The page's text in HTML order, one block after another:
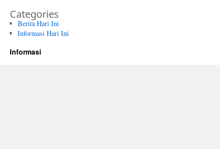
Categories
Berita Hari Ini
Informasi Hari Ini
Informasi